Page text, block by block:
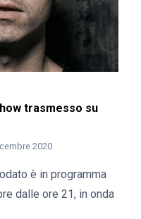
trasmesso su
2020
è in programma
dalle ore 21, in onda